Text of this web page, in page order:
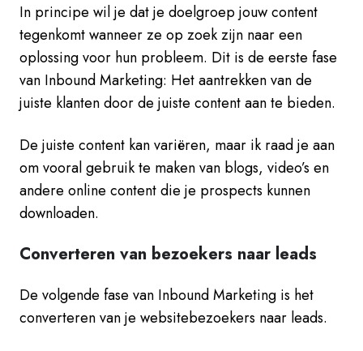
In principe wil je dat je doelgroep jouw content
tegenkomt wanneer ze op zoek zijn naar een
oplossing voor hun probleem. Dit is de eerste fase
van Inbound Marketing: Het aantrekken van de
juiste klanten door de juiste content aan te bieden.
De juiste content kan variëren, maar ik raad je aan
om vooral gebruik te maken van blogs, video’s en
andere online content die je prospects kunnen
downloaden.
Converteren van bezoekers naar leads
De volgende fase van Inbound Marketing is het
converteren van je websitebezoekers naar leads.